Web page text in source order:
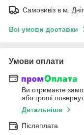
Самовивіз в м.
Всі умови доставки
Умови оплати
Ви отримаєте
або гроші
Детальніше
Післяплата